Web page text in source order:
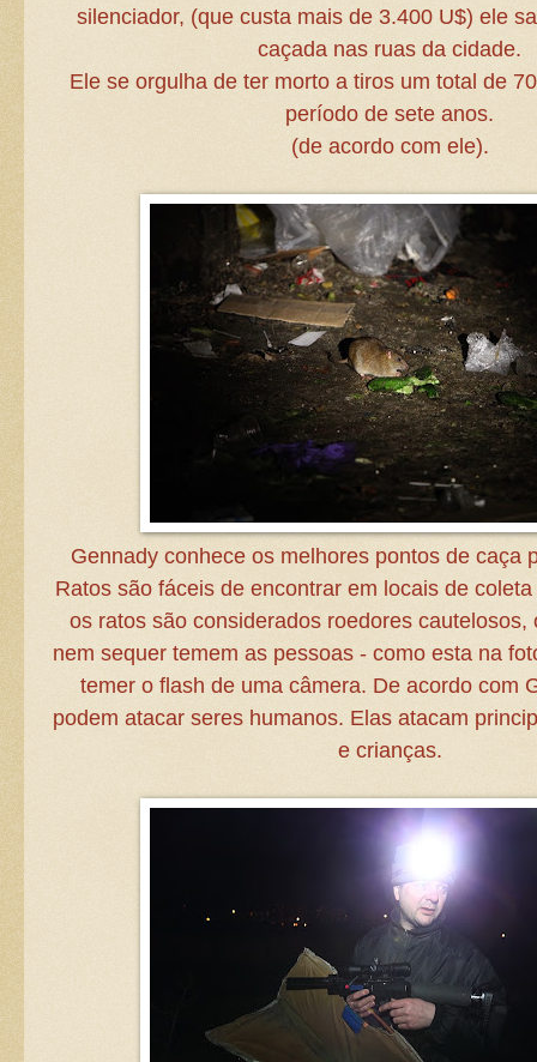
silenciador, (que custa mais de 3.400 U$) ele
caçada nas ruas da cidade.
Ele se orgulha de ter morto a tiros um total de
período de sete anos.
(de acordo com ele).
Gennady conhece os melhores pontos de caça
Ratos são fáceis de encontrar em locais de
os ratos são considerados roedores cautelosos,
nem sequer temem as pessoas - como esta na
temer o flash de uma câmera. De acordo com
podem atacar seres humanos. Elas atacam
e crianças.